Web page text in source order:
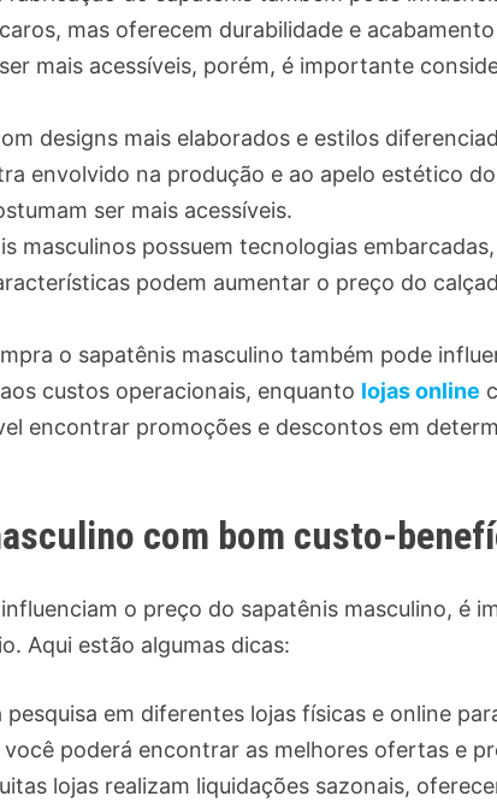
mas oferecem durabilidade e
mais acessíveis, porém, é importante
designs mais elaborados e estilos
envolvido na produção e ao apelo estético
ser mais acessíveis.
masculinos possuem tecnologias
podem aumentar o preço do
o sapatênis masculino também pode
custos operacionais, enquanto lojas online
encontrar promoções e descontos em
com bom custo-
o preço do sapatênis masculino, é
Aqui estão algumas dicas:
pesquisa em diferentes lojas físicas e online
poderá encontrar as melhores ofertas e
lojas realizam liquidações sazonais,